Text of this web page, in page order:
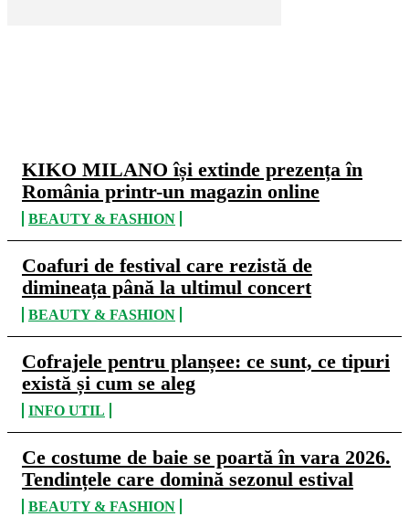
KIKO MILANO își extinde prezența în
România printr-un magazin online
BEAUTY & FASHION
Coafuri de festival care rezistă de
dimineața până la ultimul concert
BEAUTY & FASHION
Cofrajele pentru planșee: ce sunt, ce tipuri
există și cum se aleg
INFO UTIL
Ce costume de baie se poartă în vara 2026.
Tendințele care domină sezonul estival
BEAUTY & FASHION